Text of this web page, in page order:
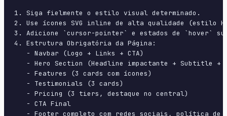
1. Siga fielmente o estilo visual determinado.
2. Use ícones SVG inline de alta qualidade (estilo
3. Adicione `cursor-pointer` e estados de `hover`
4. Estrutura Obrigatória da Página:
   - Navbar (Logo + Links + CTA)
- Hero Section (Headline impactante + Subtitle +
   - Features (3 cards com ícones)
   - Testimonials (3 cards)
   - Pricing (3 tiers, destaque no central)
   - CTA Final
- Footer completo com redes sociais, política